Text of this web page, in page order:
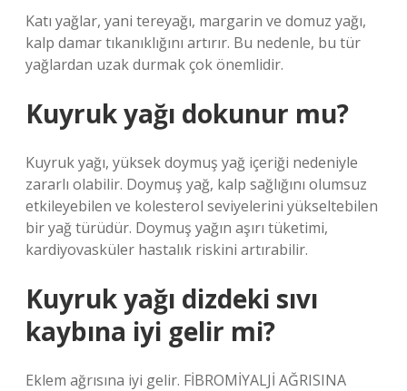
Katı yağlar, yani tereyağı, margarin ve domuz yağı,
kalp damar tıkanıklığını artırır. Bu nedenle, bu tür
yağlardan uzak durmak çok önemlidir.
Kuyruk yağı dokunur mu?
Kuyruk yağı, yüksek doymuş yağ içeriği nedeniyle
zararlı olabilir. Doymuş yağ, kalp sağlığını olumsuz
etkileyebilen ve kolesterol seviyelerini yükseltebilen
bir yağ türüdür. Doymuş yağın aşırı tüketimi,
kardiyovasküler hastalık riskini artırabilir.
Kuyruk yağı dizdeki sıvı
kaybına iyi gelir mi?
Eklem ağrısına iyi gelir. FİBROMİYALJİ AĞRISINA